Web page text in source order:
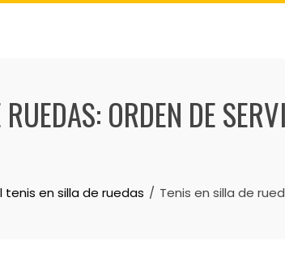
ORDEN DE
en silla de ruedas Tenis en silla de